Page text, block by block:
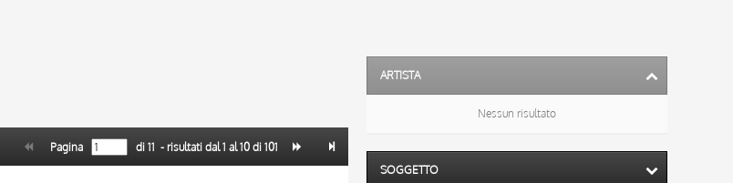
Pagina di 11 - risultati dal1 al10di 101
ARTISTA
Nessun risultato
SOGGETTO